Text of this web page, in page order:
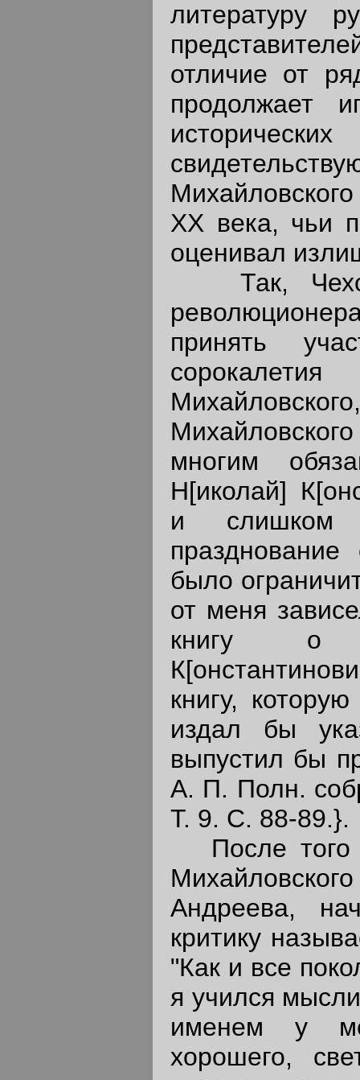
литературу
отличие от
продолжает
XX века, чьи
оценивал
Так,
принять
сорокалетия
многим
Н[иколай]
и слишком
было
от меня
книгу о
книгу,
издал бы
выпустил бы
А. П. Полн.
Т. 9. С. 88-89.}.
После того
Андреева,
критику
"Как и все
я учился
именем у
хорошего,